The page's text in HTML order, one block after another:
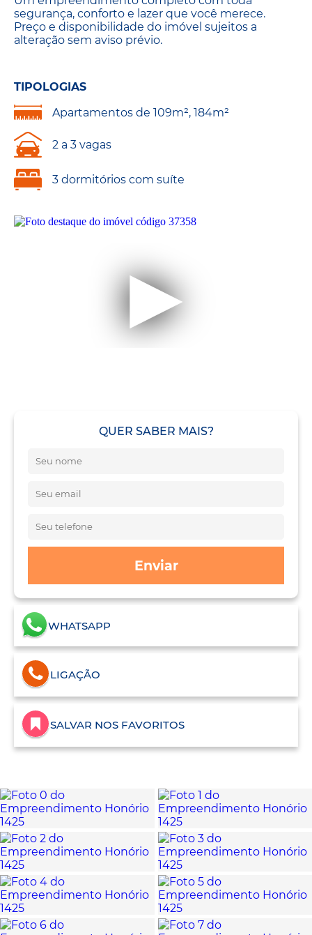
segurança, conforto e lazer que você merece.
Preço e disponibilidade do imóvel sujeitos a
alteração sem aviso prévio.
TIPOLOGIAS
Apartamentos de 109m², 184m²
2 a 3 vagas
3 dormitórios com suíte
QUER SABER MAIS?
Enviar
WHATSAPP
LIGAÇÃO
SALVAR NOS FAVORITOS